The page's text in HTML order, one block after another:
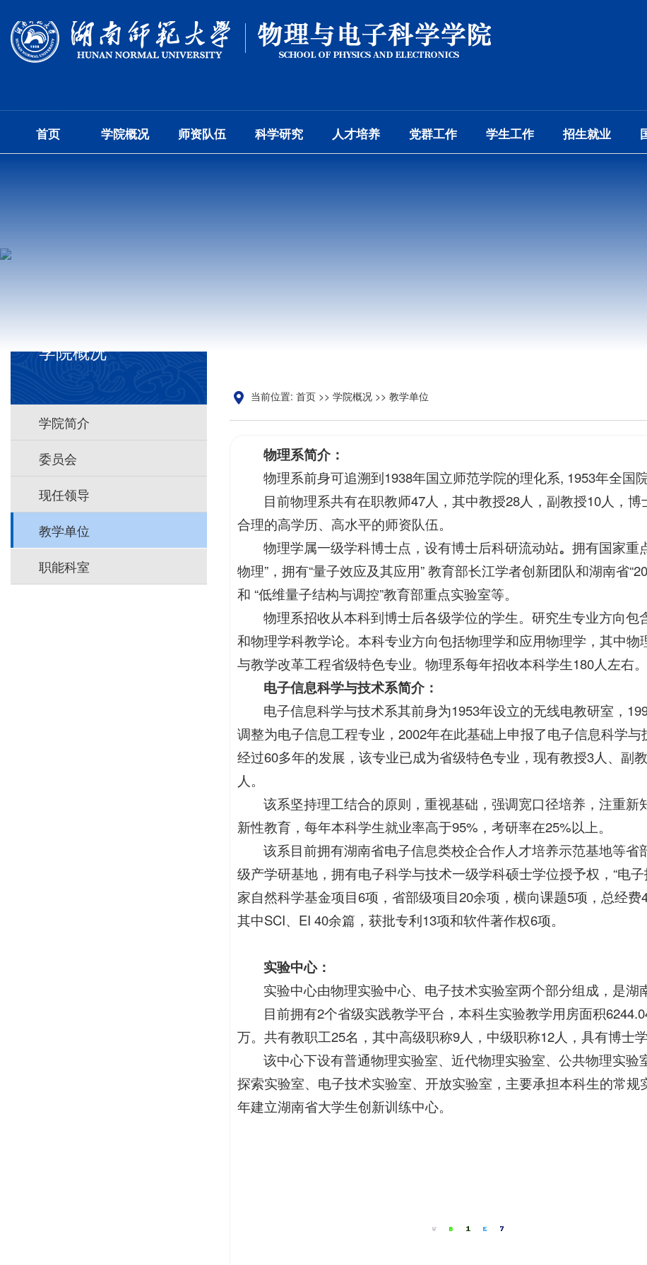
首页 学院概况 师资队伍 科学研究 人才培养 党群工作 学生工作 招生就业
学院概况
学院简介
委员会
现任领导
教学单位
职能科室
当前位置: 首页 >> 学院概况 >> 教学单位
物理系简介：
物理系前身可追溯到1938年国立师范学院的理化系, 1953年全国
目前物理系共有在职教师47人，其中教授28人，副教授10人，
合理的高学历、高水平的师资队伍。
物理学属一级学科博士点，设有博士后科研流动站。拥有国家重
物理”，拥有“量子效应及其应用” 教育部长江学者创新团队和湖南省
和 “低维量子结构与调控”教育部重点实验室等。
物理系招收从本科到博士后各级学位的学生。研究生专业方向
和物理学科教学论。本科专业方向包括物理学和应用物理学，其中
与教学改革工程省级特色专业。物理系每年招收本科学生180人左右。
电子信息科学与技术系简介：
电子信息科学与技术系其前身为1953年设立的无线电教研室，
调整为电子信息工程专业，2002年在此基础上申报了电子信息科学与
经过60多年的发展，该专业已成为省级特色专业，现有教授3人、副
人。
该系坚持理工结合的原则，重视基础，强调宽口径培养，注重
新性教育，每年本科学生就业率高于95%，考研率在25%以上。
该系目前拥有湖南省电子信息类校企合作人才培养示范基地等
级产学研基地，拥有电子科学与技术一级学科硕士学位授予权，“电
家自然科学基金项目6项，省部级项目20余项，横向课题5项，总经
其中SCI、EI 40余篇，获批专利13项和软件著作权6项。
实验中心：
实验中心由物理实验中心、电子技术实验室两个部分组成，是湖
目前拥有2个省级实践教学平台，本科生实验教学用房面积
万。共有教职工25名，其中高级职称9人，中级职称12人，具有博士
该中心下设有普通物理实验室、近代物理实验室、公共物理实
探索实验室、电子技术实验室、开放实验室，主要承担本科生的常
年建立湖南省大学生创新训练中心。